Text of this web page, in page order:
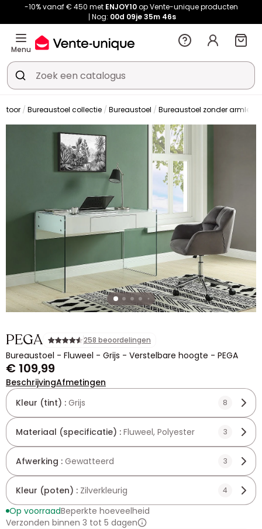
-10% vanaf € 450 met ENJOY10op Vente-unique producten
Nog: 00d 09je 35m 44s
Menu
Bureaustoel collectie Bureaustoel Bureaustoel zonder
PEGA 258 beoordelingen
Bureaustoel - Fluweel - Grijs - Verstelbare hoogte - PEGA
€ 109,99
BeschrijvingAfmetingen
Kleur (tint) : Grijs 8
Materiaal (specificatie) : Fluweel, Polyester 3
Afwerking : Gewatteerd 3
Kleur (poten) : Zilverkleurig 4
Op voorraadBeperkte hoeveelheid
Verzonden binnen 3 tot 5 dagen